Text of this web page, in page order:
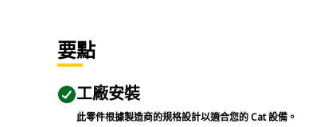
要點
工廠安裝
此零件根據製造商的規格設計以適合您的 Cat 設備。